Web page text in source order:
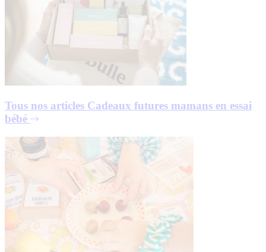
Tous nos articles Cadeaux futures mamans en essai
bébé